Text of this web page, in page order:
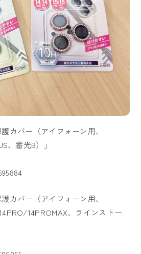
カバー（アイフォーン用、
、蓄光B）」
カバー（アイフォーン用、
14PROMAX、ラインストー